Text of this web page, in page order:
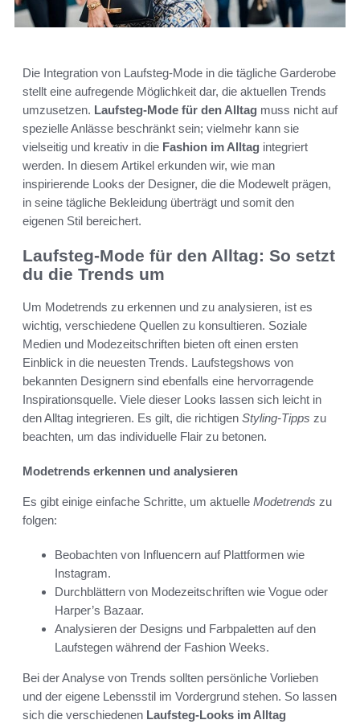
Die Integration von Laufsteg-Mode in die tägliche Garderobe
stellt eine aufregende Möglichkeit dar, die aktuellen Trends
umzusetzen. Laufsteg-Mode für den Alltag muss nicht auf
spezielle Anlässe beschränkt sein; vielmehr kann sie
vielseitig und kreativ in die Fashion im Alltag integriert
werden. In diesem Artikel erkunden wir, wie man
inspirierende Looks der Designer, die die Modewelt prägen,
in seine tägliche Bekleidung überträgt und somit den
eigenen Stil bereichert.
Laufsteg-Mode für den Alltag: So setzt
du die Trends um
Um Modetrends zu erkennen und zu analysieren, ist es
wichtig, verschiedene Quellen zu konsultieren. Soziale
Medien und Modezeitschriften bieten oft einen ersten
Einblick in die neuesten Trends. Laufstegshows von
bekannten Designern sind ebenfalls eine hervorragende
Inspirationsquelle. Viele dieser Looks lassen sich leicht in
den Alltag integrieren. Es gilt, die richtigen Styling-Tipps zu
beachten, um das individuelle Flair zu betonen.
Modetrends erkennen und analysieren
Es gibt einige einfache Schritte, um aktuelle Modetrends zu
folgen:
Beobachten von Influencern auf Plattformen wie
Instagram.
Durchblättern von Modezeitschriften wie Vogue oder
Harper’s Bazaar.
Analysieren der Designs und Farbpaletten auf den
Laufstegen während der Fashion Weeks.
Bei der Analyse von Trends sollten persönliche Vorlieben
und der eigene Lebensstil im Vordergrund stehen. So lassen
sich die verschiedenen Laufsteg-Looks im Alltag